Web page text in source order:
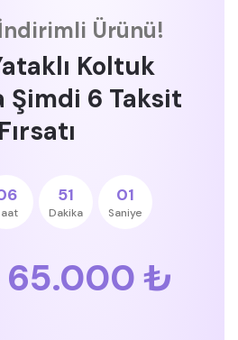
Ürünü!
Koltuk
Şimdi 6 Taksit
Fırsatı
51
Dakika
00
Saniye
65.000 ₺